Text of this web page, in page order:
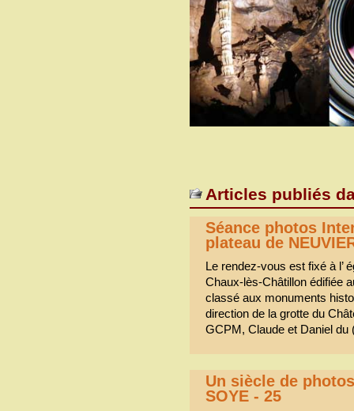
Articles publiés
Séance photos
plateau de
Le rendez-vous est fixé à l’
Chaux-lès-Châtillon édifiée
classé aux monuments
direction de la grotte du
GCPM, Claude et Daniel
Un siècle de
SOYE - 25